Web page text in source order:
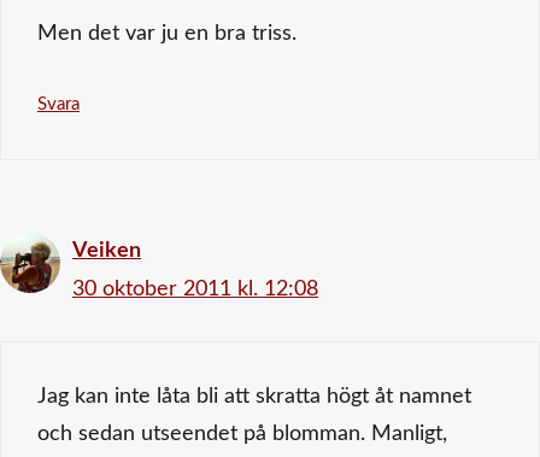
Men det var ju en bra triss.
Svara
Veiken
30 oktober 2011 kl. 12:08
Jag kan inte låta bli att skratta högt åt namnet
och sedan utseendet på blomman. Manligt,